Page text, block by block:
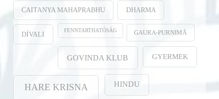
CAITANYA MAHAPRABHU DHARMA
DÍVALI FENNTARTHATÓSÁG GAURA-PURṆIMĀ
GOVINDA KLUB GYERMEK
HARE KRISNA HINDU